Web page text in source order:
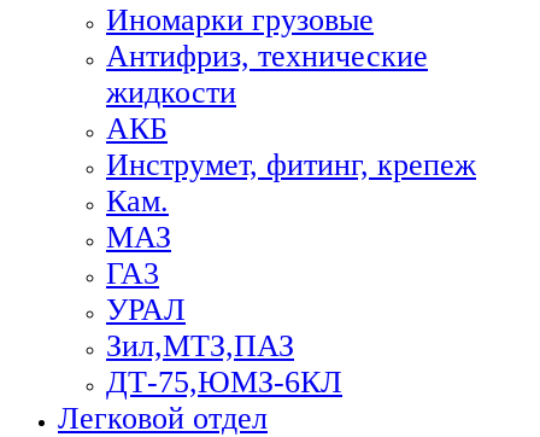
Иномарки грузовые
Антифриз, технические
жидкости
АКБ
Инструмет, фитинг, крепеж
Кам.
МАЗ
ГА3
УРАЛ
Зил,МТЗ,ПАЗ
ДТ-75,ЮМЗ-6КЛ
Легковой отдел